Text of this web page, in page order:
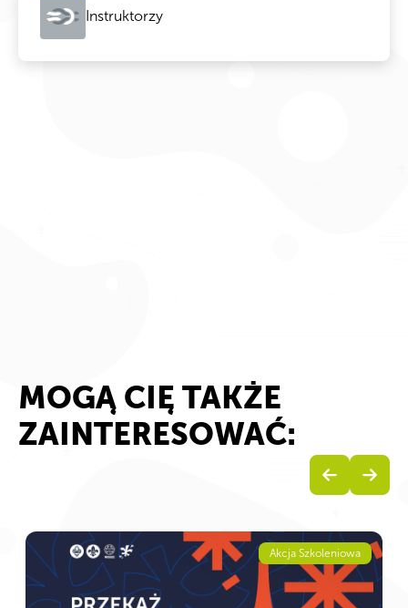
Instruktorzy
MOGĄ CIĘ TAKŻE
ZAINTERESOWAĆ:
Akcja Szkoleniowa